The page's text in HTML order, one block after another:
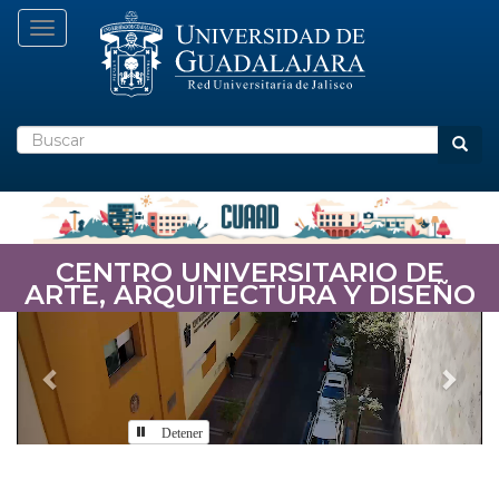
Pasar
Toggle navigation
Buscar
CENTRO UNIVERSITARIO DE
ARTE, ARQUITECTURA Y DISEÑO
Previous Next
Detener